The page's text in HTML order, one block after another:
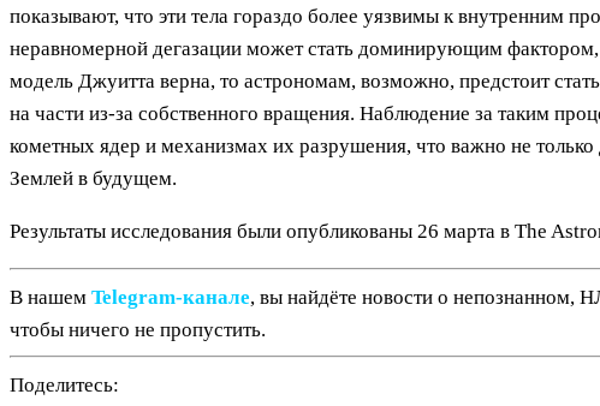
показывают, что эти тела гораздо более уязвимы к внутренним
неравномерной дегазации может стать доминирующим
модель Джуитта верна, то астрономам, возможно, предстоит
на части из-за собственного вращения. Наблюдение за таким
кометных ядер и механизмах их разрушения, что важно не
Землей в будущем.
Результаты исследования были опубликованы 26 марта в The
В нашем Telegram‑канале, вы найдёте новости о непознанном,
чтобы ничего не пропустить.
Поделитесь: